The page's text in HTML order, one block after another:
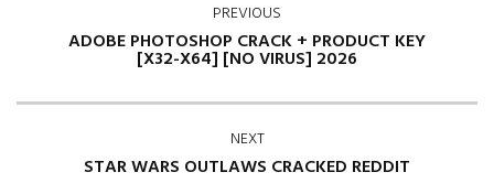
PREVIOUS
ADOBE PHOTOSHOP CRACK + PRODUCT KEY
[X32-X64] [NO VIRUS] 2026
NEXT
STAR WARS OUTLAWS CRACKED REDDIT